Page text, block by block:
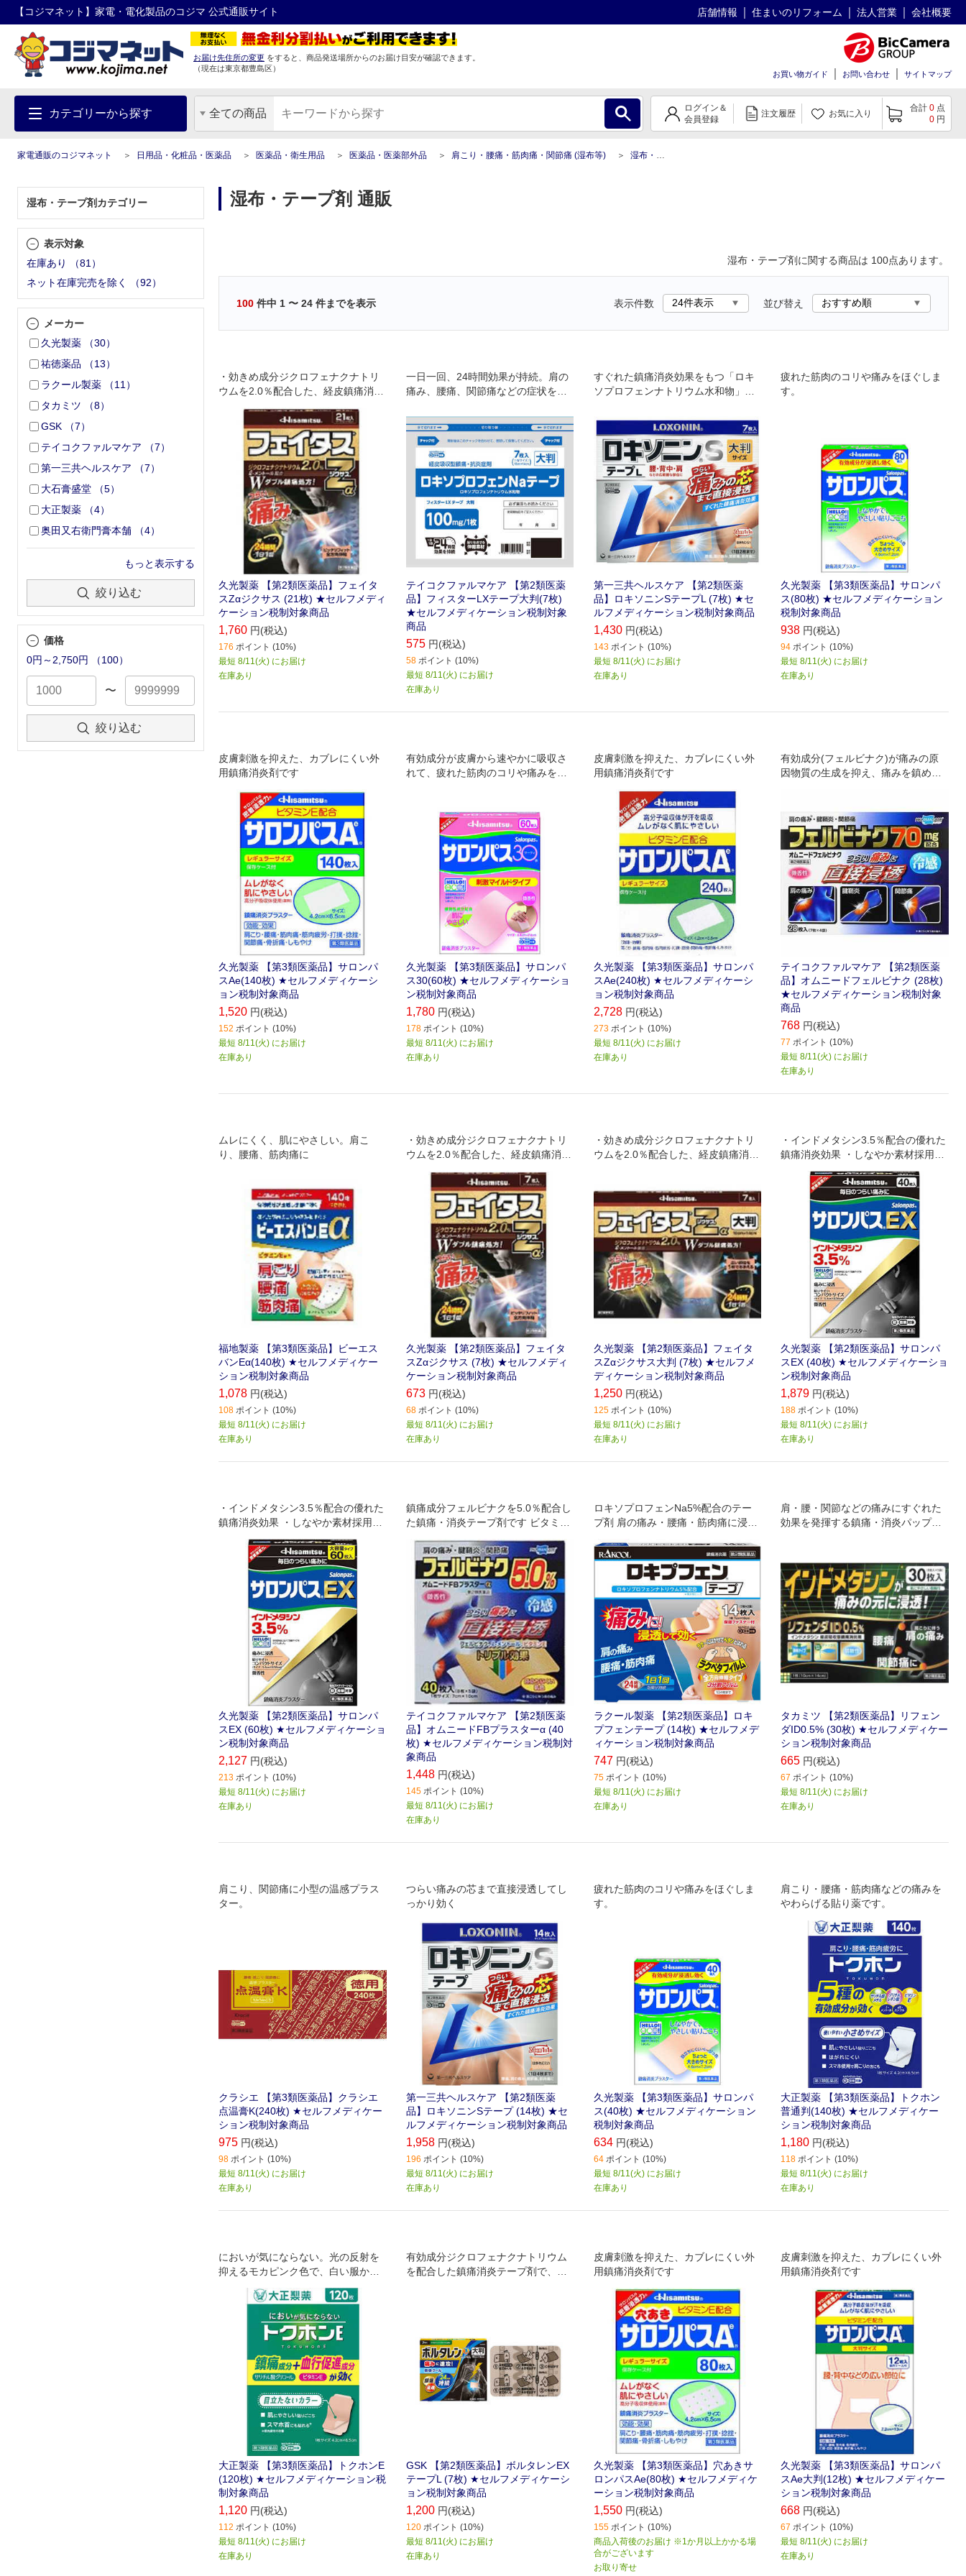
【コジマネット】家電・電化製品のコジマ 公式通販サイト 店舗情報 住まいのリフォーム 法人営業 会社概要
お届け先住所の変更 をすると、商品発送場所からのお届け目安が確認できます。
（現在は東京都豊島区）
お買い物ガイド お問い合わせ サイトマップ
カテゴリーから探す 全ての商品
ログイン＆
会員登録
注文履歴 お気に入り
合計 0 点
0 円
家電通販のコジマネット 日用品・化粧品・医薬品 医薬品・衛生用品 医薬品・医薬部外品 肩こり・腰痛・筋肉痛・関節痛 (湿布等) 湿布・テープ剤
湿布・テープ剤カテゴリー
表示対象
在庫あり
（81 ）
ネット在庫完売を除く
（92）
メーカー
久光製薬
（30）
祐徳薬品
（13）
ラクール製薬
（11 ）
タカミツ
（8）
GSK
（7）
テイコクファルマケア
（7）
第一三共ヘルスケア
（7）
大石膏盛堂
（5）
大正製薬
（4）
奥田又右衛門膏本舗
（4）
もっと表示する
絞り込む
価格
0円～2,750円
（100）
〜
絞り込む
湿布・テープ剤 通販
湿布・テープ剤 に関する商品は 100点あります。
100 件中 1 〜 24 件までを表示 表示件数 並び替え
・効きめ成分ジクロフェナクナトリ
ウムを2.0％配合した、経皮鎮痛消炎
効果感がアップしました ・肩や首・
腰・関節・筋肉などのつらい痛みに
優れた効きめをあらわします ・微香
性なので、就寝時や人前でも気にな
りません ・全方向伸縮で、肌にピッ
タリフィットします ・保存に便利な
チャック付きです
久光製薬 【第2類医薬品】フェイタ
スZαジクサス (21枚) ★セルフメディ
ケーション税制対象商品
1,760 円(税込)
176 ポイント (10%)
最短 8/11(火) にお届け
在庫あり
一日一回、24時間効果が持続。肩の
痛み、腰痛、関節痛などの症状を改
テイコクファルマケア 【第2類医薬
品】フィスターLXテープ大判(7枚)
★セルフメディケーション税制対象
商品
575 円(税込)
58 ポイント (10%)
最短 8/11(火) にお届け
在庫あり
すぐれた鎮痛消炎効果をもつ「ロキ
ソプロフェンナトリウム水和物」を
化、つらい痛みの芯まで直接浸透し
てしっかり効く
第一三共ヘルスケア 【第2類医薬
品】ロキソニンSテープL (7枚) ★セ
ルフメディケーション税制対象商品
1,430 円(税込)
143 ポイント (10%)
最短 8/11(火) にお届け
在庫あり
疲れた筋肉のコリや痛みをほぐしま
す。
久光製薬 【第3類医薬品】サロンパ
ス(80枚) ★セルフメディケーション
税制対象商品
938 円(税込)
94 ポイント (10%)
最短 8/11(火) にお届け
在庫あり
皮膚刺激を抑えた、カブレにくい外
用鎮痛消炎剤です
久光製薬 【第3類医薬品】サロンパ
スAe(140枚) ★セルフメディケーシ
ョン税制対象商品
1,520 円(税込)
152 ポイント (10%)
最短 8/11(火) にお届け
在庫あり
有効成分が皮膚から速やかに吸収さ
れて、疲れた筋肉のコリや痛みをほ
久光製薬 【第3類医薬品】サロンパ
ス30(60枚) ★セルフメディケーショ
ン税制対象商品
1,780 円(税込)
178 ポイント (10%)
最短 8/11(火) にお届け
在庫あり
皮膚刺激を抑えた、カブレにくい外
用鎮痛消炎剤です
久光製薬 【第3類医薬品】サロンパ
スAe(240枚) ★セルフメディケーシ
ョン税制対象商品
2,728 円(税込)
273 ポイント (10%)
最短 8/11(火) にお届け
在庫あり
有効成分(フェルビナク)が痛みの原
因物質の生成を抑え、痛みを鎮める
る基布を使用していますので、ひじ
やひざにもピッタリフィットします
基剤中の水分により、打撲、捻挫等
による熱をもった患部を心地よく冷
却します
テイコクファルマケア 【第2類医薬
品】オムニードフェルビナク (28枚)
★セルフメディケーション税制対象
商品
768 円(税込)
77 ポイント (10%)
最短 8/11(火) にお届け
在庫あり
ムレにくく、肌にやさしい。肩こ
り、腰痛、筋肉痛に
福地製薬 【第3類医薬品】ビーエス
バンEα(140枚) ★セルフメディケー
ション税制対象商品
1,078 円(税込)
108 ポイント (10%)
最短 8/11(火) にお届け
在庫あり
・効きめ成分ジクロフェナクナトリ
ウムを2.0％配合した、経皮鎮痛消炎
効果感がアップしました ・肩や首・
腰・関節・筋肉などのつらい痛みに
優れた効きめをあらわします ・微香
性なので、就寝時や人前でも気にな
りません ・全方向伸縮で、肌にピッ
タリフィットします ・保存に便利な
チャック付きです
久光製薬 【第2類医薬品】フェイタ
スZαジクサス (7枚) ★セルフメディ
ケーション税制対象商品
673 円(税込)
68 ポイント (10%)
最短 8/11(火) にお届け
在庫あり
・効きめ成分ジクロフェナクナトリ
ウムを2.0％配合した、経皮鎮痛消炎
腰・関節・筋肉などのつらい痛みに
優れた効きめをあらわします ・微香
性なので、就寝時や人前でも気にな
りません ・全方向伸縮で肌にピッタ
リフィットします ・腰などの広い部
位を一枚でおおえる、大判サイズ ・
保存に便利なチャック付きです
久光製薬 【第2類医薬品】フェイタ
スZαジクサス大判 (7枚) ★セルフメ
ディケーション税制対象商品
1,250 円(税込)
125 ポイント (10%)
最短 8/11(火) にお届け
在庫あり
・インドメタシン3.5％配合の優れた
鎮痛消炎効果 ・しなやか素材採用で
やさしい貼り心地でかぶれ難い ・肩
こりの関係部位(肩、首の付け根、肩
甲骨周辺)などに貼りやすいコンパク
トサイズ ・微香性なので使っている
ことが気にならない
久光製薬 【第2類医薬品】サロンパ
スEX (40枚) ★セルフメディケーショ
ン税制対象商品
1,879 円(税込)
188 ポイント (10%)
最短 8/11(火) にお届け
在庫あり
・インドメタシン3.5％配合の優れた
鎮痛消炎効果 ・しなやか素材採用で
やさしい貼り心地でかぶれ難い ・肩
こりの関係部位(肩、首の付け根、肩
甲骨周辺)などに貼りやすいコンパク
トサイズ ・微香性なので使っている
ことが気にならない
久光製薬 【第2類医薬品】サロンパ
スEX (60枚) ★セルフメディケーショ
ン税制対象商品
2,127 円(税込)
213 ポイント (10%)
最短 8/11(火) にお届け
在庫あり
鎮痛成分フェルビナクを5.0％配合し
た鎮痛・消炎テープ剤です ビタミン
梢の血流を促進し、更に、lメントー
ルの働きで心地よい冷感刺激があ
り、痛みをやわらげます 目立ちにく
い肌色の基布を使用しています
テイコクファルマケア 【第2類医薬
品】オムニードFBプラスターα (40
枚) ★セルフメディケーション税制対
象商品
1,448 円(税込)
145 ポイント (10%)
最短 8/11(火) にお届け
在庫あり
ロキソプロフェンNa5%配合のテー
プ剤 肩の痛み・腰痛・筋肉痛に浸透
ラクール製薬 【第2類医薬品】ロキ
プフェンテープ (14枚) ★セルフメデ
ィケーション税制対象商品
747 円(税込)
75 ポイント (10%)
最短 8/11(火) にお届け
在庫あり
肩・腰・関節などの痛みにすぐれた
効果を発揮する鎮痛・消炎パップ剤
ンの発生を抑えます 伸縮性に富んだ
不織布を使用しているため、すぐれ
たフィット感が得られます
タカミツ 【第2類医薬品】リフェン
ダID0.5% (30枚) ★セルフメディケー
ション税制対象商品
665 円(税込)
67 ポイント (10%)
最短 8/11(火) にお届け
在庫あり
肩こり、関節痛に小型の温感プラス
ター。
クラシエ 【第3類医薬品】クラシエ
点温膏K(240枚) ★セルフメディケー
ション税制対象商品
975 円(税込)
98 ポイント (10%)
最短 8/11(火) にお届け
在庫あり
つらい痛みの芯まで直接浸透してし
っかり効く
第一三共ヘルスケア 【第2類医薬
品】ロキソニンSテープ (14枚) ★セ
ルフメディケーション税制対象商品
1,958 円(税込)
196 ポイント (10%)
最短 8/11(火) にお届け
在庫あり
疲れた筋肉のコリや痛みをほぐしま
す。
久光製薬 【第3類医薬品】サロンパ
ス(40枚) ★セルフメディケーション
税制対象商品
634 円(税込)
64 ポイント (10%)
最短 8/11(火) にお届け
在庫あり
肩こり・腰痛・筋肉痛などの痛みを
やわらげる貼り薬です。
大正製薬 【第3類医薬品】トクホン
普通判(140枚) ★セルフメディケー
ション税制対象商品
1,180 円(税込)
118 ポイント (10%)
最短 8/11(火) にお届け
在庫あり
においが気にならない。光の反射を
抑えるモカピンク色で、白い服から
透けない・目立たないプラスター剤
大正製薬 【第3類医薬品】トクホンE
(120枚) ★セルフメディケーション税
制対象商品
1,120 円(税込)
112 ポイント (10%)
最短 8/11(火) にお届け
在庫あり
有効成分ジクロフェナクナトリウム
を配合した鎮痛消炎テープ剤で、優
GSK 【第2類医薬品】ボルタレンEX
テープL (7枚) ★セルフメディケーシ
ョン税制対象商品
1,200 円(税込)
120 ポイント (10%)
最短 8/11(火) にお届け
在庫あり
皮膚刺激を抑えた、カブレにくい外
用鎮痛消炎剤です
久光製薬 【第3類医薬品】穴あきサ
ロンパスAe(80枚) ★セルフメディケ
ーション税制対象商品
1,550 円(税込)
155 ポイント (10%)
商品入荷後のお届け ※1か月以上かかる場
合がございます
お取り寄せ
皮膚刺激を抑えた、カブレにくい外
用鎮痛消炎剤です
久光製薬 【第3類医薬品】サロンパ
スAe大判(12枚) ★セルフメディケー
ション税制対象商品
668 円(税込)
67 ポイント (10%)
最短 8/11(火) にお届け
在庫あり